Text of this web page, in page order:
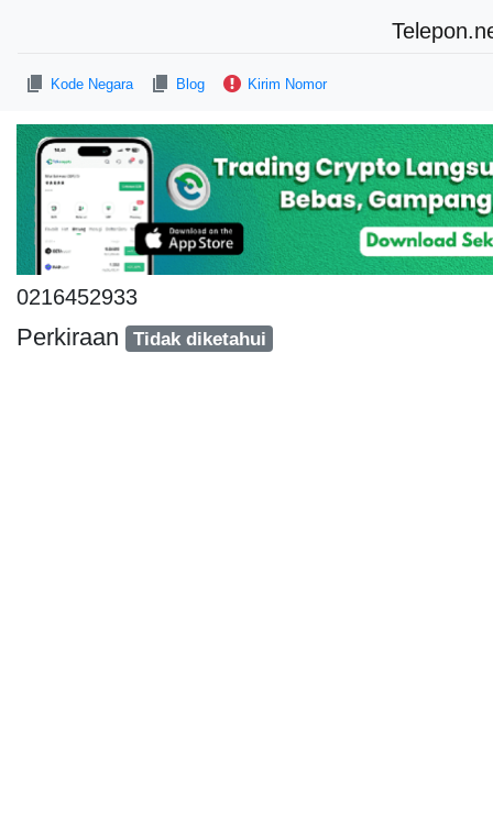
Kode Negara Blog Kirim Nomor
0216452933
Perkiraan Tidak diketahui